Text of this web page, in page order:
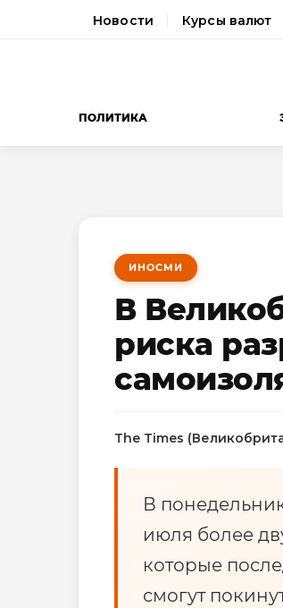
Новости Курсы валют
ПОЛИТИКА
ИНОСМИ
В
риска
The Times
В
июля более
которые
смогут